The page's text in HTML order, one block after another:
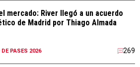
mercado: River llegó a un acuerdo
de Madrid por Thiago Almada
DE PASES 2026 269